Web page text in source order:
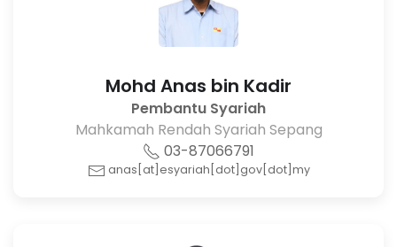
Mohd Anas bin Kadir
Pembantu Syariah
Mahkamah Rendah Syariah Sepang
03-87066791
anas[at]esyariah[dot]gov[dot]my